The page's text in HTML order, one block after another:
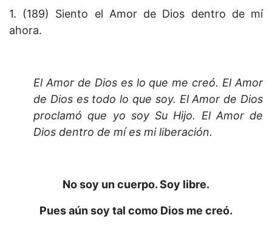
1. (189) Siento el Amor de Dios dentro de mí
ahora.
El Amor de Dios es lo que me creó. El Amor
de Dios es todo lo que soy. El Amor de Dios
proclamó que yo soy Su Hijo. El Amor de
Dios dentro de mí es mi liberación.
No soy un cuerpo.Soy libre.
Pues aún soy tal como Dios me creó.